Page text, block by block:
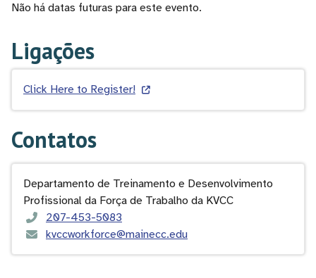
Não há datas futuras para este evento.
Ligações
Click Here to Register!
Contatos
Departamento de Treinamento e Desenvolvimento
Profissional da Força de Trabalho da KVCC
207-453-5083
kvccworkforce@mainecc.edu